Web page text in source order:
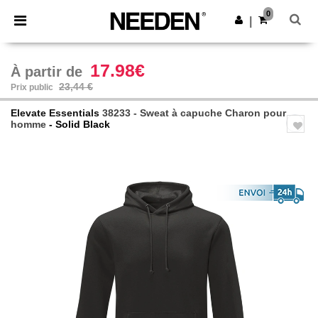
× Appli Needen
Meilleurs prix sur l’app !
Obtenir l'appli
0
À partir de 17.98€
Prix public 23,44 €
Elevate Essentials 38233 - Sweat à capuche Charon pour
homme - Solid Black